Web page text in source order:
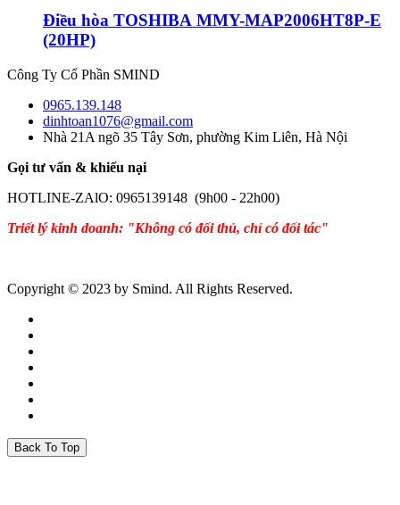
Điều hòa TOSHIBA MMY-MAP2006HT8P-E
(20HP)
Công Ty Cổ Phần SMIND
0965.139.148
dinhtoan1076@gmail.com
Nhà 21A ngõ 35 Tây Sơn, phường Kim Liên, Hà Nội
Gọi tư vấn & khiếu nại
HOTLINE-ZAlO: 0965139148 (9h00 - 22h00)
Triết lý kinh doanh: "Không có đối thủ, chỉ có đối tác"
Copyright © 2023 by Smind. All Rights Reserved.
Back To Top